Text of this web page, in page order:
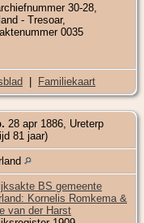
30-28,
- Tresoar,
0035
| Familiekaart
28 apr 1886, Ureterp
81 jaar)
BS gemeente
Kornelis Romkema &
van der Harst